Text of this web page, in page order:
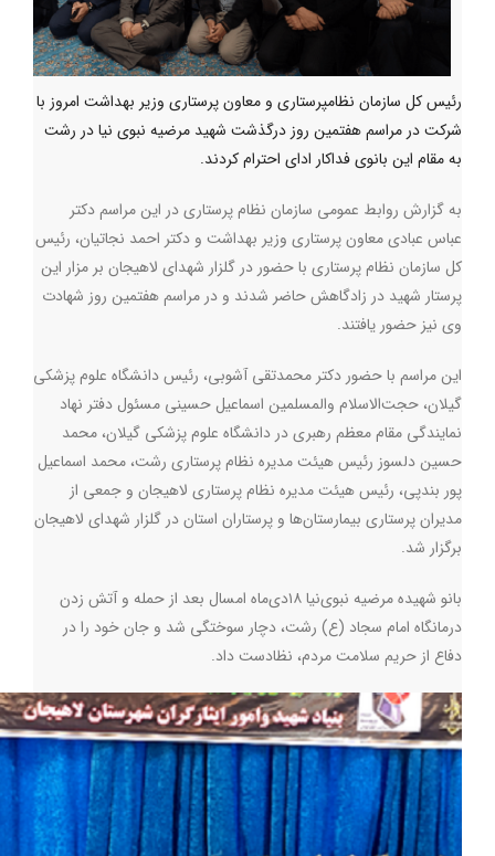
رئیس کل سازمان نظامپرستاری و معاون پرستاری وزیر بهداشت امروز با
شرکت در مراسم هفتمین روز درگذشت شهید مرضیه نبوی نیا در رشت
به مقام این بانوی فداکار ادای احترام کردند.
به گزارش روابط عمومی سازمان نظام پرستاری در این مراسم دکتر
عباس عبادی معاون پرستاری وزیر بهداشت و دکتر احمد نجاتیان، رئیس
کل سازمان نظام پرستاری با حضور در گلزار شهدای لاهیجان بر مزار این
پرستار شهید در زادگاهش حاضر شدند و در مراسم هفتمین روز شهادت
وی نیز حضور یافتند.
این مراسم با حضور دکتر محمدتقی آشوبی، رئیس دانشگاه علوم پزشکی
گیلان، حجت‌الاسلام والمسلمین اسماعیل حسینی مسئول دفتر نهاد
نمایندگی مقام معظم رهبری در دانشگاه علوم پزشکی گیلان، محمد
حسین دلسوز رئیس هیئت مدیره نظام پرستاری رشت، محمد اسماعیل
پور بندپی، رئیس هیئت مدیره نظام پرستاری لاهیجان و جمعی از
مدیران پرستاری بیمارستان‌ها و پرستاران استان در گلزار شهدای لاهیجان
برگزار شد.
بانو شهیده مرضیه نبوی‌نیا ۱۸دی‌ماه امسال بعد از حمله و آتش زدن
درمانگاه امام سجاد (ع) رشت، دچار سوختگی شد و جان خود را در
دفاع از حریم سلامت مردم، نظادست داد.